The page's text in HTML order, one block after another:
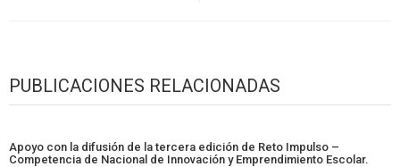
PUBLICACIONES RELACIONADAS
Apoyo con la difusión de la tercera edición de Reto Impulso –
Competencia de Nacional de Innovación y Emprendimiento Escolar.